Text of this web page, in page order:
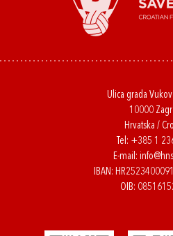
Ulica grada
10000
Hrvatska /
Tel: +385 1
E-mail:
IBAN:
OIB: